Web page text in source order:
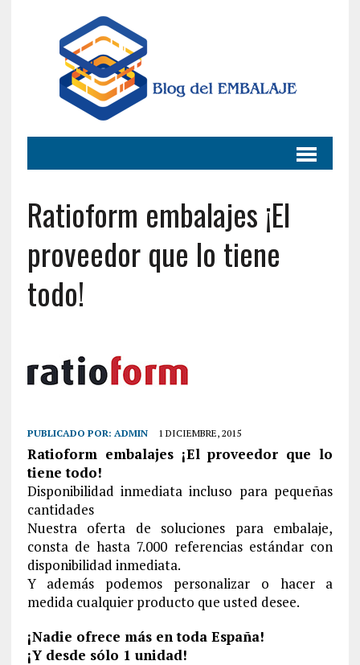
Ratioform embalajes ¡El
proveedor que lo tiene
todo!
PUBLICADO POR: ADMIN 1 DICIEMBRE, 2015
Ratioform embalajes ¡El proveedor que lo
tiene todo!
Disponibilidad inmediata incluso para pequeñas
cantidades
Nuestra oferta de soluciones para embalaje,
consta de hasta 7.000 referencias estándar con
disponibilidad inmediata.
Y además podemos personalizar o hacer a
medida cualquier producto que usted desee.
¡Nadie ofrece más en toda España!
¡Y desde sólo 1 unidad!